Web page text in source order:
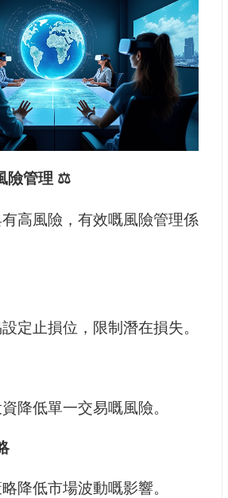
險管理 ⚖️
高風險，有效嘅風險管理係
定止損位，限制潛在損失。
降低單一交易嘅風險。
降低市場波動嘅影響。